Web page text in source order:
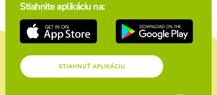
Stiahnite aplikáciu na:
STIAHNUŤ APLIKÁCIU